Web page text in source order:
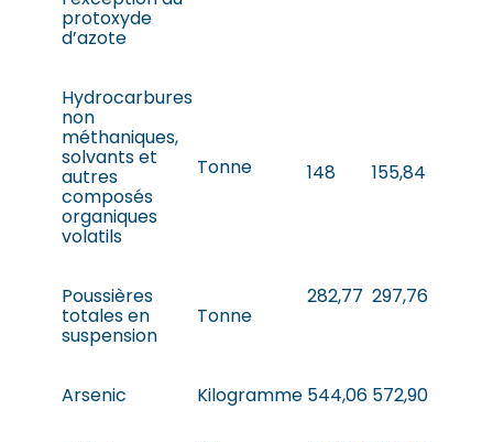
protoxyde
d’azote
Hydrocarbures
non
méthaniques,
solvants et
autres
composés
organiques
volatils
Tonne 148 155,84
Poussières
totales en
suspension
Tonne
282,77 297,76
Arsenic Kilogramme 544,06 572,90